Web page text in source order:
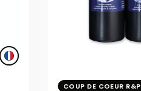
COUP DE COEUR R&P